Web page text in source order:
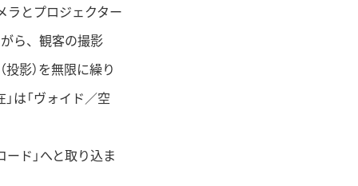
ラとプロジェクター
ら、観客の撮影
影）を無限に繰り
は「ヴォイド／空
ド」へと取り込ま